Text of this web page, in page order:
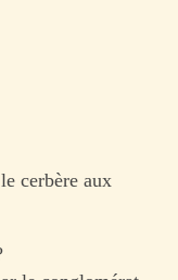
cerbère aux